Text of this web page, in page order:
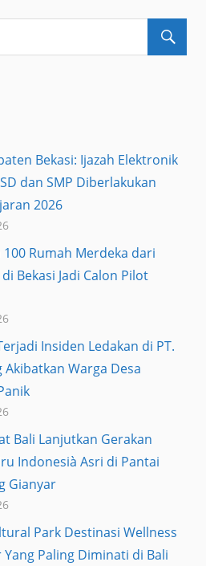
Bekasi: Ijazah Elektronik
dan SMP Diberlakukan
2026
100 Rumah Merdeka dari
Bekasi Jadi Calon Pilot
Insiden Ledakan di PT.
Akibatkan Warga Desa
Bali Lanjutkan Gerakan
Indonesià Asri di Pantai
Gianyar
Park Destinasi Wellness
Paling Diminati di Bali